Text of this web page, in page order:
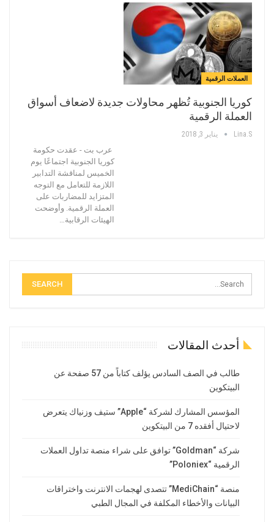
العملات الرقمية
كوريا الجنوبية تُظهر محاولات جديدة لاضعاف أسواق
العملة الرقمية
Lina.s يناير 3, 2018
عرب بت - عقدت حكومة
كوريا الجنوبية اجتماعًا يوم
الخميس لمناقشة التدابير
اللازمة للتعامل مع التوجه
المتزايد للمضاربات على
العملة الرقمية. وأوضحت
الهيئات الرقابية…
أحدث المقالات
طالب في الصف السادس يؤلف كتاباً من 57 صفحة عن
البيتكوين
المؤسس المشارك لشركة “Apple” ستيف وزنياك يتعرض
لاحتيال أفقده 7 من البيتكوين
شركة “Goldman” توافق على شراء منصة تداول العملات
الرقمية “Poloniex”
منصة “MediChain” تتصدى لهجمات الانترنت واختراقات
البيانات والأخطاء المكلفة في المجال الطبي